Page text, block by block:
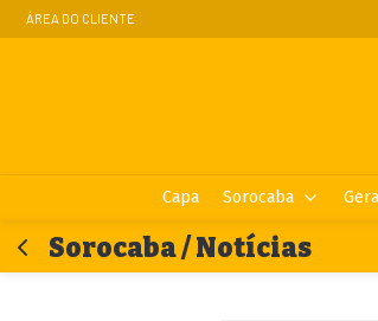
ÁREA DO CLIENTE
Capa Sorocaba
Sorocaba / Notícias